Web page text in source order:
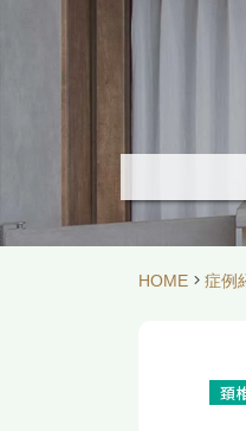
HOME 症例
頚